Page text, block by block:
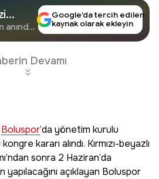
anında
Google’da tercih edilen
kaynak olarak ekleyin
Devamı
Boluspor’da yönetim kurulu
kararı alındı. Kırmızı-beyazlı
sonra 2 Haziran’da
açıklayan Boluspor